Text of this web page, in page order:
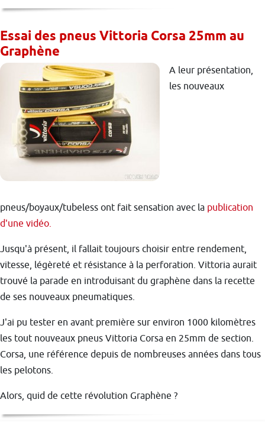
Essai des pneus Vittoria Corsa 25mm au
Graphène
A leur présentation,
les nouveaux
pneus/boyaux/tubeless ont fait sensation avec la publication
d'une vidéo.
Jusqu'à présent, il fallait toujours choisir entre rendement,
vitesse, légèreté et résistance à la perforation. Vittoria aurait
trouvé la parade en introduisant du graphène dans la recette
de ses nouveaux pneumatiques.
J'ai pu tester en avant première sur environ 1000 kilomètres
les tout nouveaux pneus Vittoria Corsa en 25mm de section.
Corsa, une référence depuis de nombreuses années dans tous
les pelotons.
Alors, quid de cette révolution Graphène ?